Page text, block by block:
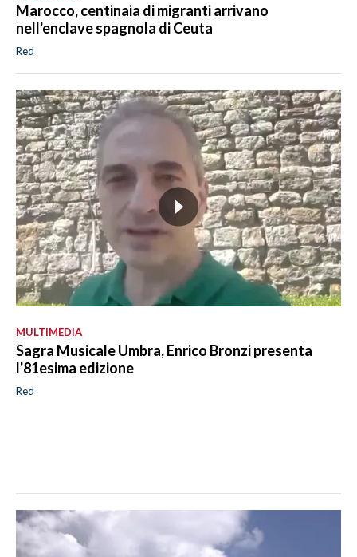
Marocco, centinaia di migranti arrivano
nell'enclave spagnola di Ceuta
Red
MULTIMEDIA
Sagra Musicale Umbra, Enrico Bronzi presenta
l'81esima edizione
Red